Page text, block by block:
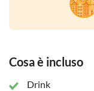
Cosa è incluso
Drink